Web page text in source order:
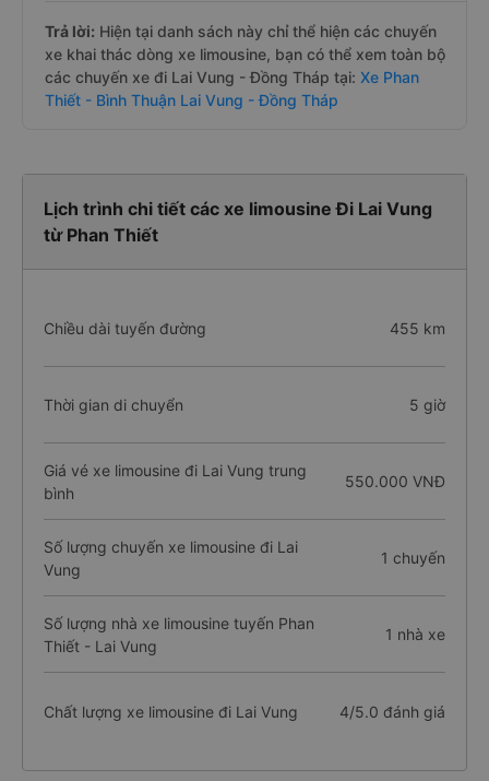
Trả lời: Hiện tại danh sách này chỉ thể hiện các chuyến
xe khai thác dòng xe limousine, bạn có thể xem toàn bộ
các chuyến xe đi Lai Vung - Đồng Tháp tại: Xe Phan
Thiết - Bình Thuận Lai Vung - Đồng Tháp
Lịch trình chi tiết các xe limousine Đi Lai Vung
từ Phan Thiết
Chiều dài tuyến đường 455 km
Thời gian di chuyển 5 giờ
Giá vé xe limousine đi Lai Vung trung
bình
550.000 VNĐ
Số lượng chuyến xe limousine đi Lai
Vung
1 chuyến
Số lượng nhà xe limousine tuyến Phan
Thiết - Lai Vung
1 nhà xe
Chất lượng xe limousine đi Lai Vung 4/5.0 đánh giá